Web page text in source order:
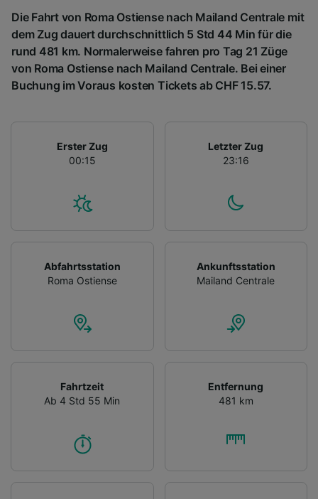
Die Fahrt von Roma Ostiense nach Mailand Centrale mit
dem Zug dauert durchschnittlich 5 Std 44 Min für die
rund 481 km. Normalerweise fahren pro Tag 21 Züge
von Roma Ostiense nach Mailand Centrale. Bei einer
Buchung im Voraus kosten Tickets ab CHF 15.57.
Erster Zug
00:15
Letzter Zug
23:16
Abfahrtsstation
Roma Ostiense
Ankunftsstation
Mailand Centrale
Fahrtzeit
Ab 4 Std 55 Min
Entfernung
481 km